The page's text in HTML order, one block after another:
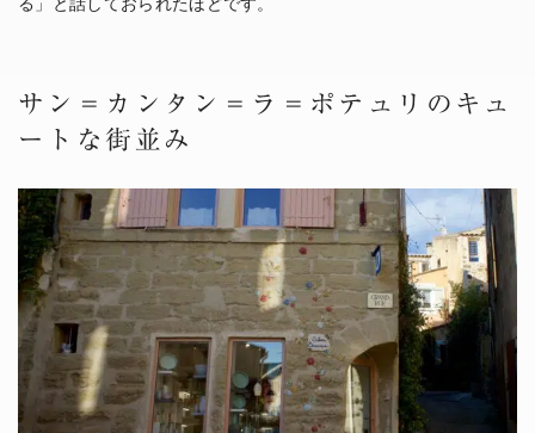
サン＝カンタン＝ラ＝ポテュリのキュ
ートな街並み